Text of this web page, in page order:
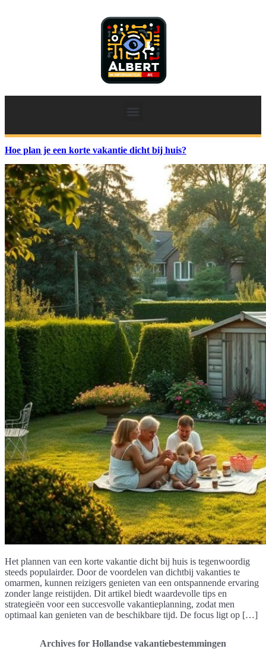
Hoe plan je een korte vakantie dicht bij huis?
Het plannen van een korte vakantie dicht bij huis is tegenwoordig
steeds populairder. Door de voordelen van dichtbij vakanties te
omarmen, kunnen reizigers genieten van een ontspannende ervaring
zonder lange reistijden. Dit artikel biedt waardevolle tips en
strategieën voor een succesvolle vakantieplanning, zodat men
optimaal kan genieten van de beschikbare tijd. De focus ligt op […]
Archives for Hollandse vakantiebestemmingen